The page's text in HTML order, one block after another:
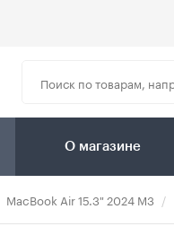
О магазине
MacBook Air 15.3" 2024 M3